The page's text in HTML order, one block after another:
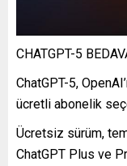
CHATGPT-5
ChatGPT-5,
ücretli abonelik
Ücretsiz sürüm,
ChatGPT Plus ve